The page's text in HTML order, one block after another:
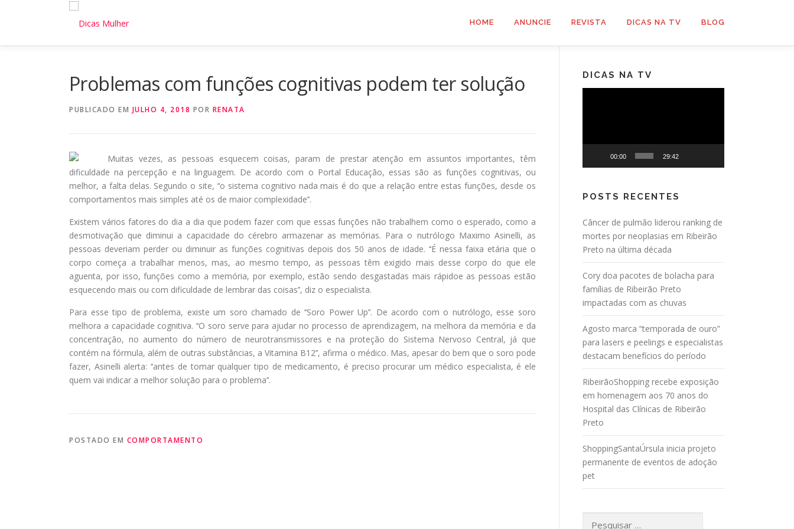
conteúdo
HOME ANUNCIE REVISTA DICAS NA TV BLOG
Problemas com funções cognitivas podem ter solução
PUBLICADO EM JULHO 4, 2018 POR RENATA
Muitas vezes, as pessoas esquecem coisas, param de prestar atenção em assuntos importantes, têm
dificuldade na percepção e na linguagem. De acordo com o Portal Educação, essas são as funções cognitivas, ou
melhor, a falta delas. Segundo o site, ‘‘o sistema cognitivo nada mais é do que a relação entre estas funções, desde os
comportamentos mais simples até os de maior complexidade’’.
Existem vários fatores do dia a dia que podem fazer com que essas funções não trabalhem como o esperado, como a
desmotivação que diminui a capacidade do cérebro armazenar as memórias. Para o nutrólogo Maximo Asinelli, as
pessoas deveriam perder ou diminuir as funções cognitivas depois dos 50 anos de idade. ‘‘É nessa faixa etária que o
corpo começa a trabalhar menos, mas, ao mesmo tempo, as pessoas têm exigido mais desse corpo do que ele
aguenta, por isso, funções como a memória, por exemplo, estão sendo desgastadas mais rápidoe as pessoas estão
esquecendo mais ou com dificuldade de lembrar das coisas’’, diz o especialista.
Para esse tipo de problema, existe um soro chamado de ‘‘Soro Power Up’’. De acordo com o nutrólogo, esse soro
melhora a capacidade cognitiva. ‘‘O soro serve para ajudar no processo de aprendizagem, na melhora da memória e da
concentração, no aumento do número de neurotransmissores e na proteção do Sistema Nervoso Central, já que
contém na fórmula, além de outras substâncias, a Vitamina B12’’, afirma o médico. Mas, apesar do bem que o soro pode
fazer, Asinelli alerta: ‘‘antes de tomar qualquer tipo de medicamento, é preciso procurar um médico especialista, é ele
quem vai indicar a melhor solução para o problema’’.
POSTADO EM COMPORTAMENTO
DICAS NA TV
00:00 29:42
POSTS RECENTES
Câncer de pulmão liderou ranking de
mortes por neoplasias em Ribeirão
Preto na última década
Cory doa pacotes de bolacha para
famílias de Ribeirão Preto
impactadas com as chuvas
Agosto marca “temporada de ouro”
para lasers e peelings e especialistas
destacam benefícios do período
RibeirãoShopping recebe exposição
em homenagem aos 70 anos do
Hospital das Clínicas de Ribeirão
Preto
ShoppingSantaÚrsula inicia projeto
permanente de eventos de adoção
pet